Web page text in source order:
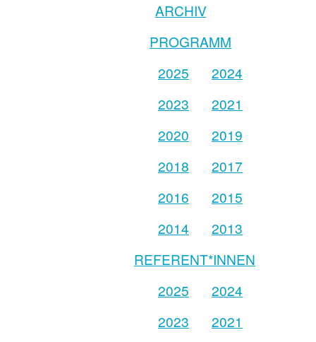
ARCHIV
PROGRAMM
2025
2024
2023
2021
2020
2019
2018
2017
2016
2015
2014
2013
REFERENT*INNEN
2025
2024
2023
2021